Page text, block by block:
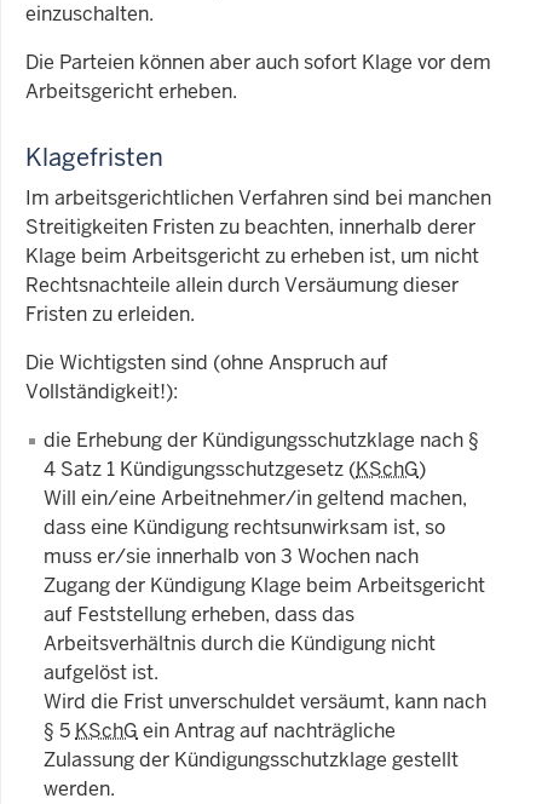
einzuschalten.
Die Parteien können aber auch sofort Klage vor dem
Arbeitsgericht erheben.
Klagefristen
Im arbeitsgerichtlichen Verfahren sind bei manchen
Streitigkeiten Fristen zu beachten, innerhalb derer
Klage beim Arbeitsgericht zu erheben ist, um nicht
Rechtsnachteile allein durch Versäumung dieser
Fristen zu erleiden.
Die Wichtigsten sind (ohne Anspruch auf
Vollständigkeit!):
die Erhebung der Kündigungsschutzklage nach §
4 Satz 1 Kündigungsschutzgesetz (KSchG)
Will ein/eine Arbeitnehmer/in geltend machen,
dass eine Kündigung rechtsunwirksam ist, so
muss er/sie innerhalb von 3 Wochen nach
Zugang der Kündigung Klage beim Arbeitsgericht
auf Feststellung erheben, dass das
Arbeitsverhältnis durch die Kündigung nicht
aufgelöst ist.
Wird die Frist unverschuldet versäumt, kann nach
§ 5 KSchG ein Antrag auf nachträgliche
Zulassung der Kündigungsschutzklage gestellt
werden.